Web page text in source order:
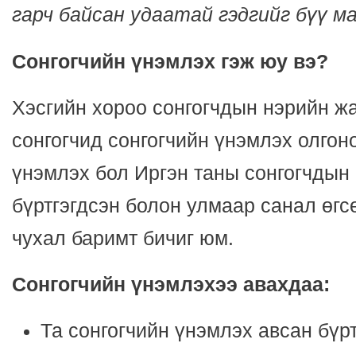
гарч байсан удаатай гэдгийг бүү
Сонгогчийн үнэмлэх гэж юу вэ?
Хэсгийн хороо сонгогчдын нэрийн
сонгогчид сонгогчийн үнэмлэх
үнэмлэх бол Иргэн таны
бүртгэгдсэн болон улмаар санал
чухал баримт бичиг юм.
Сонгогчийн үнэмлэхээ авахдаа:
Та сонгогчийн үнэмлэх авсан